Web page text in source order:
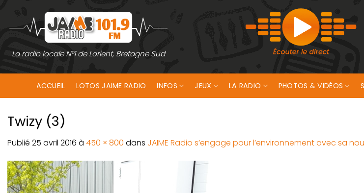
contenu
La radio locale N°1 de Lorient, Bretagne Sud
ACCUEIL LOTOS JAIME RADIO INFOS JEUX LA RADIO PHOTOS & VIDÉOS
Twizy (3)
Publié 25 avril 2016 à 450 × 800 dans JAIME Radio s’engage pour l’environnement avec sa